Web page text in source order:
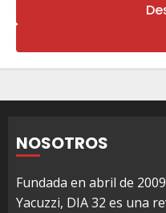
NOSOTROS
Fundada en abril de
Yacuzzi, DIA 32 es una